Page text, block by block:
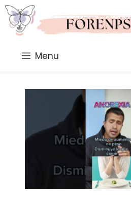
Saltar
al
contenido
Menu